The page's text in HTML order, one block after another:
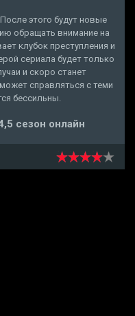
этого будут новые
обращать внимание на
клубок преступления и
сериала будет только
и скоро станет
справляться с теми
бессильны.
сезон онлайн